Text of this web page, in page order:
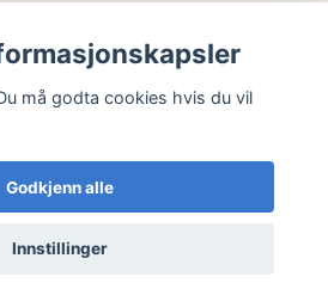
Gavekort
må godta cookies hvis du vil
Godkjenn alle
Innstillinger